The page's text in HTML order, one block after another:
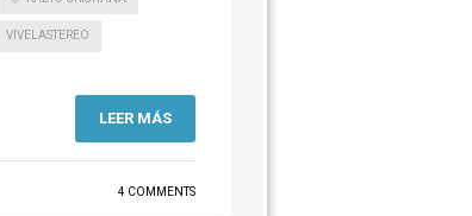
VIVELASTEREO
LEER MÁS
4 COMMENTS